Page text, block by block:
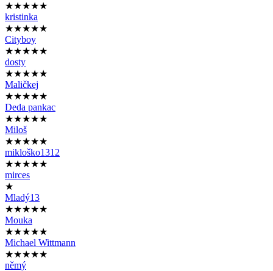
★★★★★
kristinka
★★★★★
Cityboy
★★★★★
dosty
★★★★★
Maličkej
★★★★★
Deda pankac
★★★★★
Miloš
★★★★★
mikloško1312
★★★★★
mirces
★
Mladý13
★★★★★
Mouka
★★★★★
Michael Wittmann
★★★★★
němý